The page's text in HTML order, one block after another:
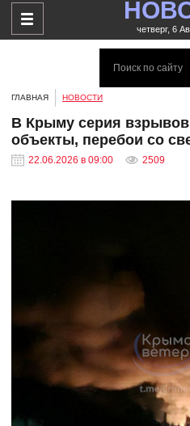
четверг, 6
ГЛАВНАЯ НОВОСТИ
В Крыму серия
объекты, перебои со
22.06.2026 в 09:00 2509